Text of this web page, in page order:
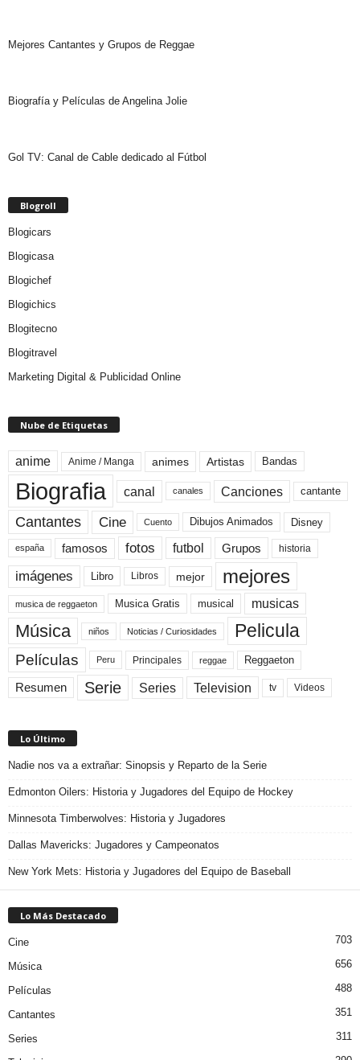
Mejores Cantantes y Grupos de Reggae
Biografía y Películas de Angelina Jolie
Gol TV: Canal de Cable dedicado al Fútbol
Blogroll
Blogicars
Blogicasa
Blogichef
Blogichics
Blogitecno
Blogitravel
Marketing Digital & Publicidad Online
Nube de Etiquetas
anime Anime / Manga animes Artistas Bandas
Biografia canal canales Canciones cantante
Cantantes Cine Cuento Dibujos Animados Disney
españa famosos fotos futbol Grupos historia
imágenes Libro Libros mejor mejores
musica de reggaeton Musica Gratis musical musicas
Música niños Noticias / Curiosidades Pelicula
Películas Peru Principales reggae Reggaeton
Resumen Serie Series Television tv Videos
Lo Último
Nadie nos va a extrañar: Sinopsis y Reparto de la Serie
Edmonton Oilers: Historia y Jugadores del Equipo de Hockey
Minnesota Timberwolves: Historia y Jugadores
Dallas Mavericks: Jugadores y Campeonatos
New York Mets: Historia y Jugadores del Equipo de Baseball
Lo Más Destacado
Cine 703
Música 656
Películas 488
Cantantes 351
Series 311